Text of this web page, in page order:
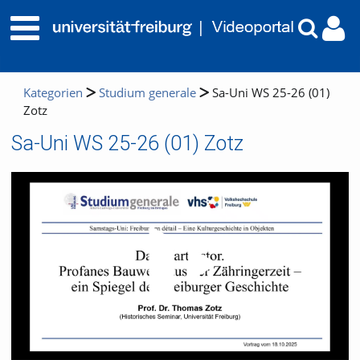
Kategorien Studium generale
Sa-Uni WS 25-26 (01)
Zotz
Sa-Uni WS 25-26 (01) Zotz